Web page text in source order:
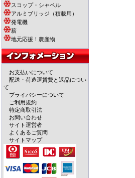
スコップ・シャベル
アルミブリッジ（積載用）
発電機
薪
地元応援！農産物
お支払いについて
配送・荷造運賃費と返品につい
て
プライバシーについて
ご利用規約
特定商取引法
お問い合わせ
サイト運営者
よくあるご質問
サイトマップ